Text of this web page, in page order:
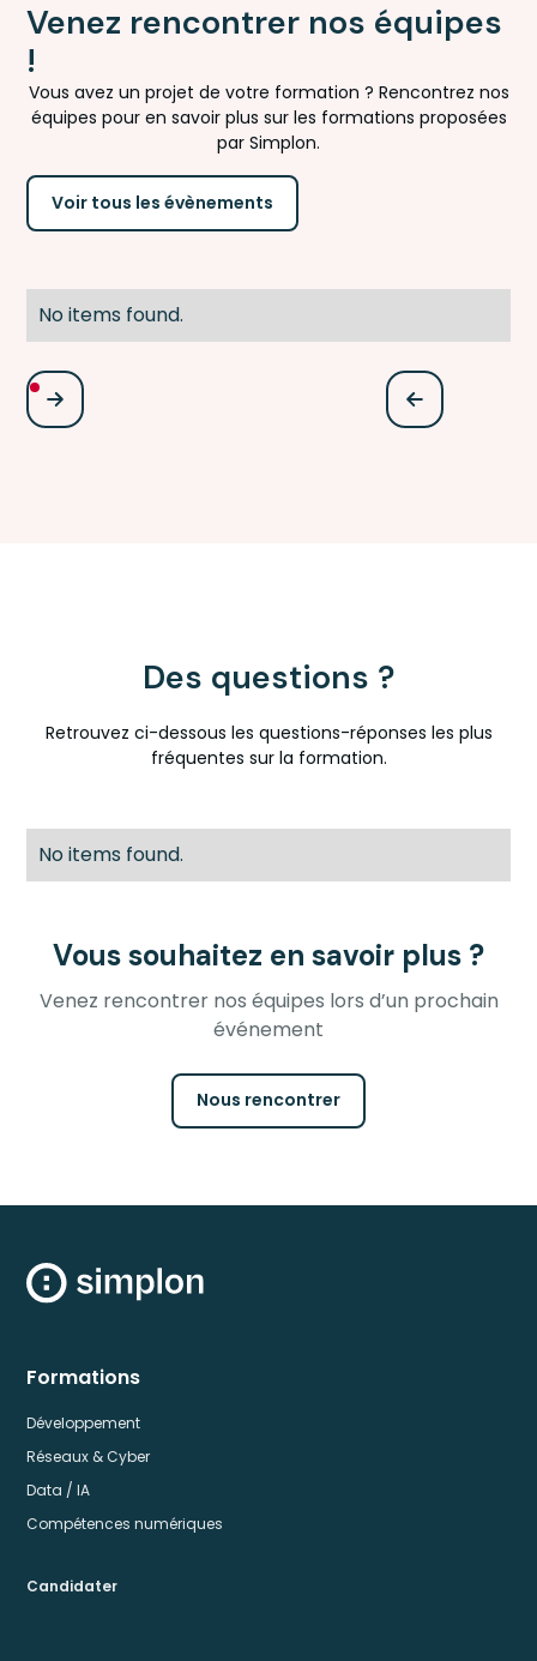
Venez rencontrer nos équipes
!
Vous avez un projet de votre formation ? Rencontrez nos
équipes pour en savoir plus sur les formations proposées
par Simplon.
Voir tous les évènements
No items found.
Des questions ?
Retrouvez ci-dessous les questions-réponses les plus
fréquentes sur la formation.
No items found.
Vous souhaitez en savoir plus ?
Venez rencontrer nos équipes lors d’un prochain
événement
Nous rencontrer
Formations
Développement
Réseaux & Cyber
Data / IA
Compétences numériques
Candidater